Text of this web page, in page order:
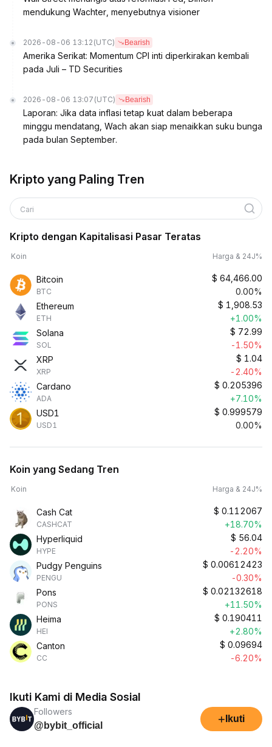
mendukung Wachter, menyebutnya visioner
2026-08-06 13:12 (UTC) Bearish
Amerika Serikat: Momentum CPI inti diperkirakan kembali
pada Juli – TD Securities
2026-08-06 13:07 (UTC) Bearish
Laporan: Jika data inflasi tetap kuat dalam beberapa
minggu mendatang, Wach akan siap menaikkan suku bunga
pada bulan September.
Kripto yang Paling Tren
Cari
Kripto dengan Kapitalisasi Pasar Teratas
Koin Harga & 24J%
Bitcoin
BTC
$ 64,466.00
0.00%
Ethereum
ETH
$ 1,908.53
+1.00%
Solana
SOL
$ 72.99
-1.50%
XRP
XRP
$ 1.04
-2.40%
Cardano
ADA
$ 0.205396
+7.10%
USD1
USD1
$ 0.999579
0.00%
Koin yang Sedang Tren
Koin Harga & 24J%
Cash Cat
CASHCAT
$ 0.112067
+18.70%
Hyperliquid
HYPE
$ 56.04
-2.20%
Pudgy Penguins
PENGU
$ 0.00612423
-0.30%
Pons
PONS
$ 0.02132618
+11.50%
Heima
HEI
$ 0.190411
+2.80%
Canton
CC
$ 0.09694
-6.20%
Ikuti Kami di Media Sosial
Followers
@bybit_official
+ Ikuti